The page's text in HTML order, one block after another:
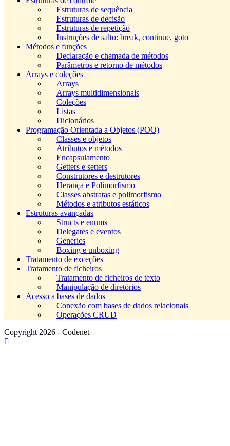
Estruturas de sequência
Estruturas de decisão
Estruturas de repetição
Instruções de salto: break, continue, goto
Métodos e funções
Declaração e chamada de métodos
Parâmetros e retorno de métodos
Arrays e coleções
Arrays
Arrays multidimensionais
Coleções
Listas
Dicionários
Programação Orientada a Objetos (POO)
Classes e objetos
Atributos e métodos
Encapsulamento
Getters e setters
Construtores e destrutores
Herança e Polimorfismo
Classes abstratas e polimorfismo
Métodos e atributos estáticos
Estruturas avançadas
Structs e enums
Delegates e eventos
Generics
Boxing e unboxing
Tratamento de exceções
Tratamento de ficheiros
Tratamento de ficheiros de texto
Manipulação de diretórios
Acesso a bases de dados
Conexão com bases de dados relacionais
Operações CRUD
Copyright 2026 - Codenet